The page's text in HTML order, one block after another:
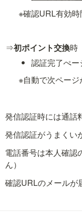
※確認URL有効時
⇒初ポイント交換時
認証完了ぺー
※自動で次ページ
発信認証時には通話
発信認証がうまくい
電話番号は本人確認
ん）
確認URLのメールが